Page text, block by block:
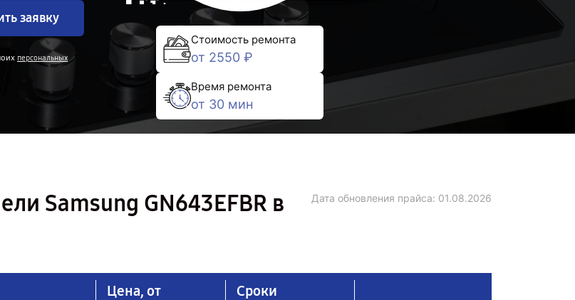
заявку
персональных
Стоимость ремонта
от 2550 ₽
Время ремонта
от 30 мин
Samsung GN643EFBR в
Дата обновления прайса: 01.08.2026
Цена, от Сроки